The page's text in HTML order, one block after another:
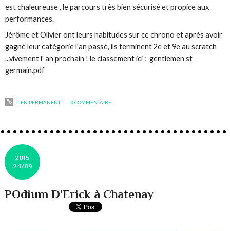
est chaleureuse , le parcours très bien sécurisé et propice aux
performances.
Jérôme et Olivier ont leurs habitudes sur ce chrono et après avoir
gagné leur catégorie l'an passé, ils terminent 2e et 9e au scratch
...vivement l' an prochain ! le classement ici :gentlemen st
germain.pdf
LIEN PERMANENT 0COMMENTAIRE
2015
24/09
POdium D'Erick à Chatenay